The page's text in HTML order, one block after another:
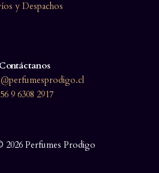
y Despachos
Contáctanos
9 6308 2917
Perfumes Prodigo